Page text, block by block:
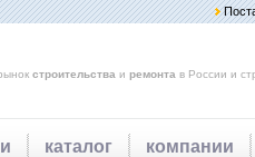
строительства и ремонта в России и
каталог компании